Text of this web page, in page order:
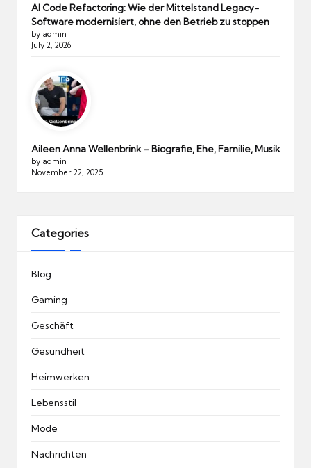
AI Code Refactoring: Wie der Mittelstand Legacy-
Software modernisiert, ohne den Betrieb zu stoppen
by admin
July 2, 2026
Aileen Anna Wellenbrink – Biografie, Ehe, Familie, Musik
by admin
November 22, 2025
Categories
Blog
Gaming
Geschäft
Gesundheit
Heimwerken
Lebensstil
Mode
Nachrichten